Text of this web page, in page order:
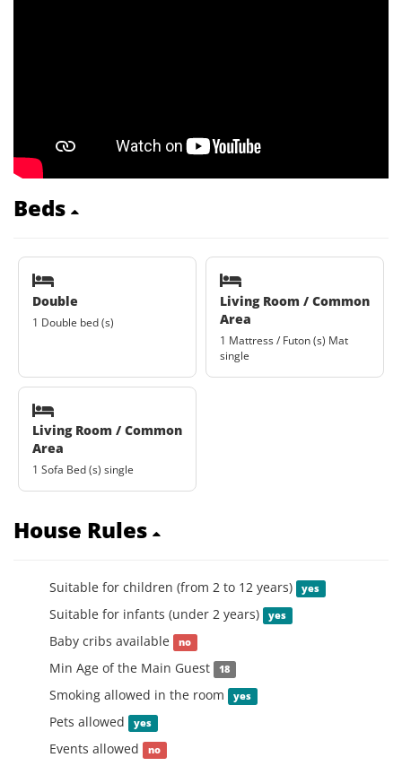
Beds
Double
1 Double bed (s)
Living Room / Common
Area
1 Mattress / Futon (s) Mat
single
Living Room / Common
Area
1 Sofa Bed (s) single
House Rules
Suitable for children (from 2 to 12 years) yes
Suitable for infants (under 2 years) yes
Baby cribs available no
Min Age of the Main Guest 18
Smoking allowed in the room yes
Pets allowed yes
Events allowed no